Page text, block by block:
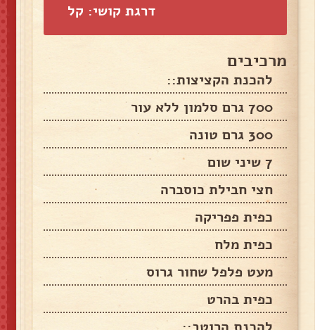
דרגת קושי: קל
מרכיבים
להכנת הקציצות::
700 גרם סלמון ללא עור
300 גרם טונה
7 שיני שום
חצי חבילת כוסברה
כפית פפריקה
כפית מלח
מעט פלפל שחור גרוס
כפית בהרט